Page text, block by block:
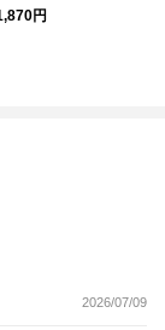
円
2026/07/09